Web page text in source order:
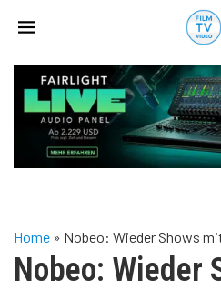
Home » Nobeo: Wieder Shows
Nobeo: Wieder